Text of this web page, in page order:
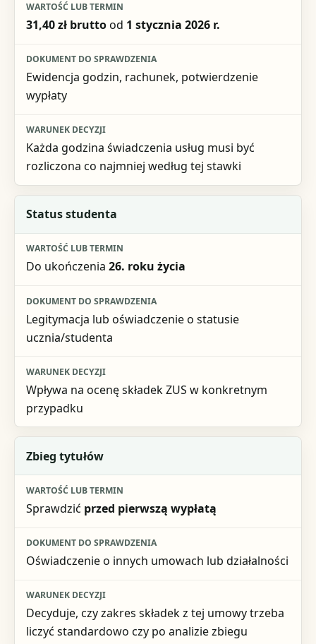
Dokument do sprawdzenia
31,40 zł bruttood 1 stycznia 2026 r.
Ewidencja godzin, rachunek, potwierdzenie
wypłaty
Każda godzina świadczenia usług musi być
rozliczona co najmniej według tej stawki
Status studenta
Do ukończenia 26. roku życia
Legitymacja lub oświadczenie o statusie
ucznia/studenta
Wpływa na ocenę składek ZUS w konkretnym
przypadku
Zbieg tytułów
Sprawdzić przed pierwszą wypłatą
Oświadczenie o innych umowach lub działalności
Decyduje, czy zakres składek z tej umowy trzeba
liczyć standardowo czy po analizie zbiegu